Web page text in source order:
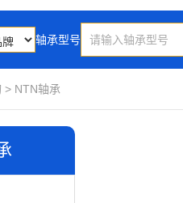
轴承型号
> NTN轴承